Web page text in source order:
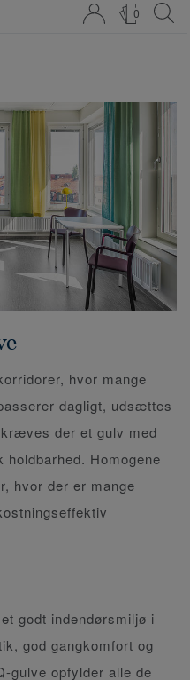
0
hvor mange
dagligt, udsættes
der et gulv med
Homogene
hvor der er mange
godt indendørsmiljø i
god gangkomfort og
gulve opfylder alle de